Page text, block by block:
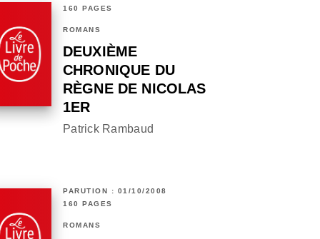
160 PAGES
ROMANS
DEUXIÈME
CHRONIQUE DU
RÈGNE DE NICOLAS
1ER
Patrick Rambaud
PARUTION : 01/10/2008
160 PAGES
ROMANS